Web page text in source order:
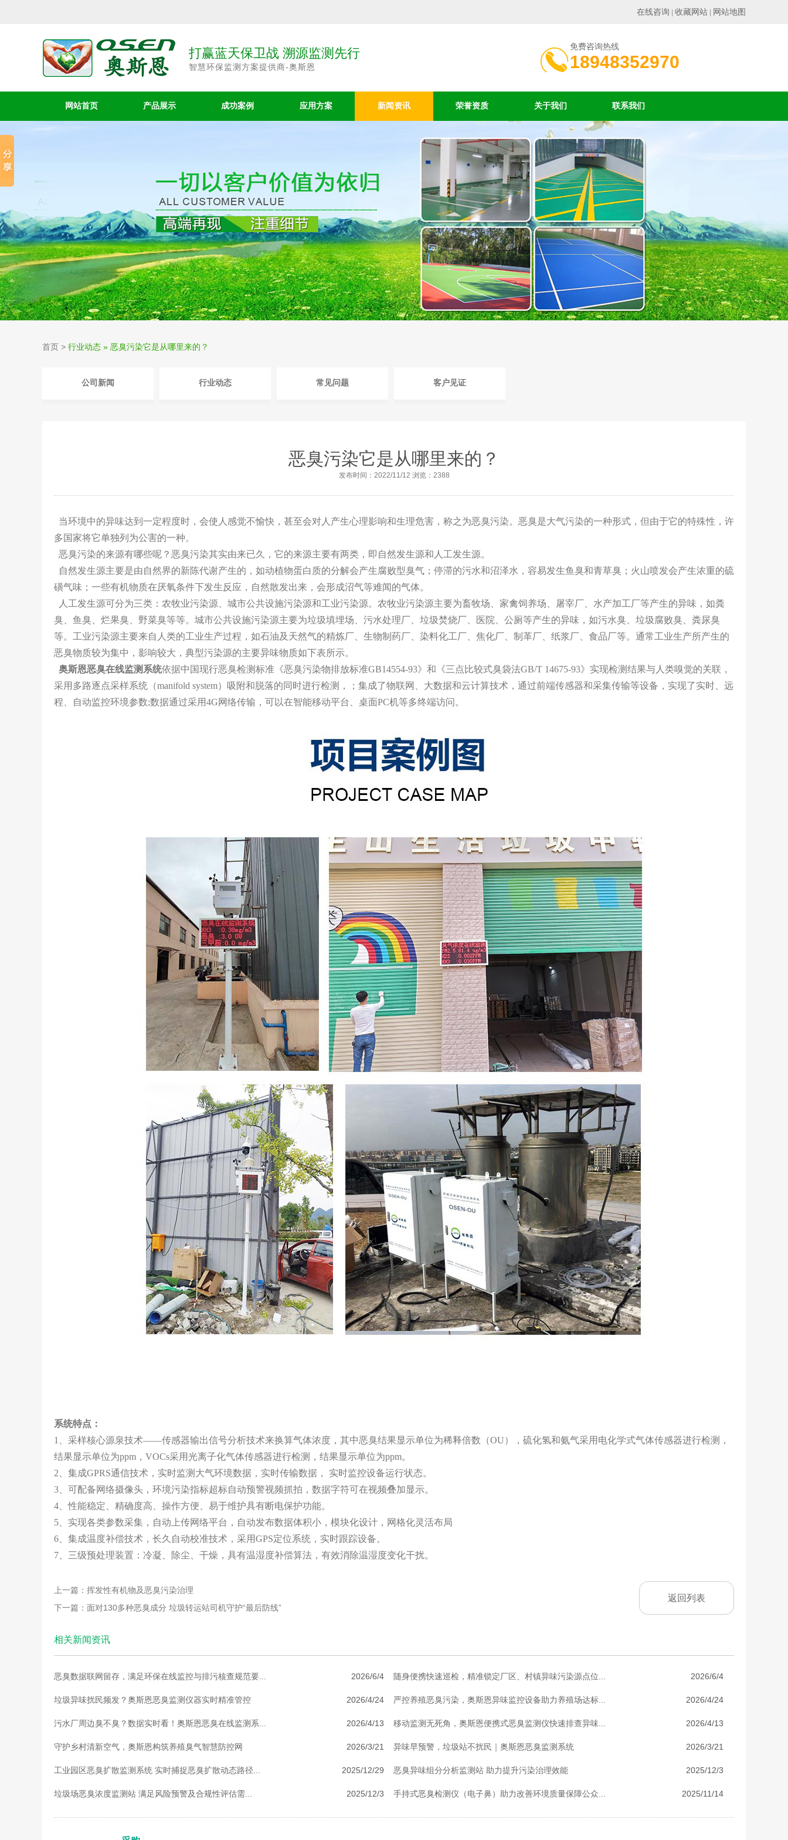
在线咨询 收藏网站 网站地图
打赢蓝天保卫战 溯源监测先行
智慧环保监测方案提供商-奥斯恩
免费咨询热线
18948352970
网站首页 产品展示 成功案例 应用方案 新闻资讯 荣誉资质 关于我们 联系我们
首页 > 行业动态 » 恶臭污染它是从哪里来的？
公司新闻 行业动态 常见问题 客户见证
恶臭污染它是从哪里来的？
发布时间：2022/11/12 浏览：2388
当环境中的异味达到一定程度时，会使人感觉不愉快，甚至会对人产生心理影响和生理危害，称之为恶臭污染。恶臭是大气污染的一种形式，但由于它的特殊性，许
多国家将它单独列为公害的一种。
恶臭污染的来源有哪些呢？恶臭污染其实由来已久，它的来源主要有两类，即 自然发生源和 人工发生源。
自然发生源主要是由自然界的新陈代谢产生的，如动植物蛋白质的分解会产生腐败型臭气；停滞的污水和沼泽水，容易发生鱼臭和青草臭；火山喷发会产生浓重的硫
磺气味；一些有机物质在厌氧条件下发生反应，自然散发出来，会形成沼气等难闻的气体。
人工发生源可分为三类：农牧业污染源、城市公共设施污染源和工业污染源。农牧业污染源主要为畜牧场、家禽饲养场、屠宰厂、水产加工厂等产生的异味，如粪
臭、鱼臭、烂果臭、野菜臭等等。城市公共设施污染源主要为垃圾填埋场、污水处理厂、垃圾焚烧厂、医院、公厕等产生的异味，如污水臭、垃圾腐败臭、粪尿臭
等。工业污染源主要来自人类的工业生产过程，如石油及天然气的精炼厂、生物制药厂、染料化工厂、焦化厂、制革厂、纸浆厂、食品厂等。通常工业生产所产生的
恶臭物质较为集中，影响较大，典型污染源的主要异味物质如下表所示。
奥斯恩恶臭在线监测系统依据中国现行恶臭检测标准《恶臭污染物排放标准GB14554-93》和《三点比较式臭袋法GB/T 14675-93》实现检测结果与人类嗅觉的关联，
采用多路逐点采样系统（manifold system）吸附和脱落的同时进行检测，；集成了物联网、大数据和云计算技术，通过前端传感器和采集传输等设备，实现了实时、远
程、自动监控环境参数;数据通过采用4G网络传输，可以在智能移动平台、桌面PC机等多终端访问。
系统特点：
1、采样核心源泉技术——传感器输出信号分析技术来换算气体浓度，其中恶臭结果显示单位为稀释倍数（OU），硫化氢和氨气采用电化学式气体传感器进行检测，
结果显示单位为ppm，VOCs采用光离子化气体传感器进行检测，结果显示单位为ppm。
2、集成GPRS通信技术，实时监测大气环境数据，实时传输数据， 实时监控设备运行状态。
3、可配备网络摄像头，环境污染指标超标自动预警视频抓拍，数据字符可在视频叠加显示。
4、性能稳定、精确度高、操作方便、易于维护具有断电保护功能。
5、实现各类参数采集，自动上传网络平台，自动发布数据体积小，模块化设计，网格化灵活布局
6、集成温度补偿技术，长久自动校准技术，采用GPS定位系统，实时跟踪设备。
7、三级预处理装置：冷凝、除尘、干燥，具有温湿度补偿算法，有效消除温湿度变化干扰。
上一篇：挥发性有机物及恶臭污染治理
下一篇：面对130多种恶臭成分 垃圾转运站司机守护“最后防线”
返回列表
相关新闻资讯
恶臭数据联网留存，满足环保在线监控与排污核查规范要... 2026/6/4 随身便携快速巡检，精准锁定厂区、村镇异味污染源点位... 2026/6/4
垃圾异味扰民频发？奥斯恩恶臭监测仪器实时精准管控 2026/4/24 严控养殖恶臭污染，奥斯恩异味监控设备助力养殖场达标... 2026/4/24
污水厂周边臭不臭？数据实时看！奥斯恩恶臭在线监测系... 2026/4/13 移动监测无死角，奥斯恩便携式恶臭监测仪快速排查异味... 2026/4/13
守护乡村清新空气，奥斯恩构筑养殖臭气智慧防控网 2026/3/21 异味早预警，垃圾站不扰民｜奥斯恩恶臭监测系统 2026/3/21
工业园区恶臭扩散监测系统 实时捕捉恶臭扩散动态路径... 2025/12/29 恶臭异味组分分析监测站 助力提升污染治理效能 2025/12/3
垃圾场恶臭浓度监测站 满足风险预警及合规性评估需... 2025/12/3 手持式恶臭检测仪（电子鼻）助力改善环境质量保障公众... 2025/11/14